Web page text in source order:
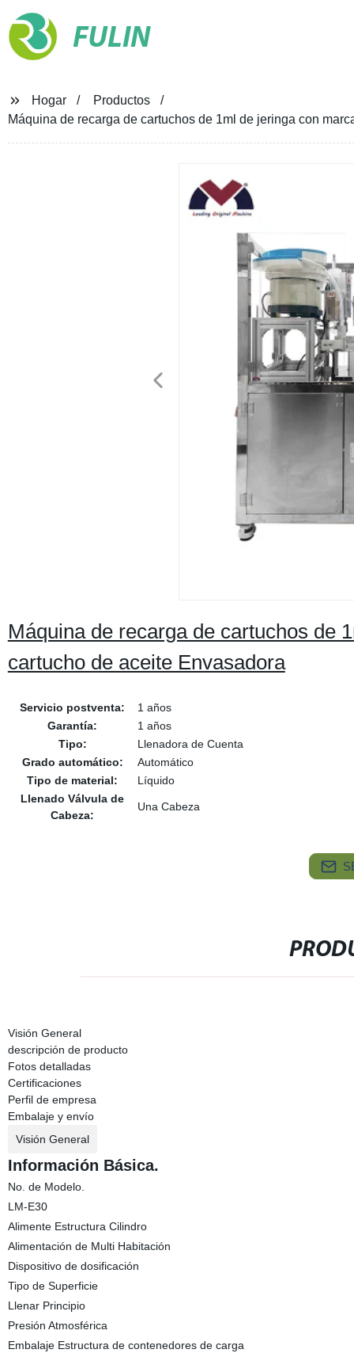
FULIN
Hogar
Productos
Máquina de recarga de cartuchos de 1ml de jeringa con
Máquina de recarga de cartuchos de
cartucho de aceite Envasadora
Servicio postventa:
1 años
Garantía:
1 años
Tipo:
Llenadora de Cuenta
Grado automático:
Automático
Tipo de material:
Líquido
Llenado Válvula de
Cabeza:
Una Cabeza
Visión General
descripción de producto
Fotos detalladas
Certificaciones
Perfil de empresa
Embalaje y envío
Visión General
Información Básica.
No. de Modelo.
LM-E30
Alimente Estructura Cilindro
Alimentación de Multi Habitación
Dispositivo de dosificación
Tipo de Superficie
Llenar Principio
Presión Atmosférica
Embalaje Estructura de contenedores de carga